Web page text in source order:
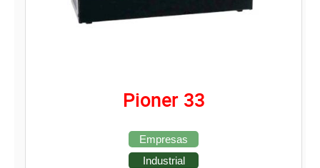
Pioner 33
Empresas
Industrial